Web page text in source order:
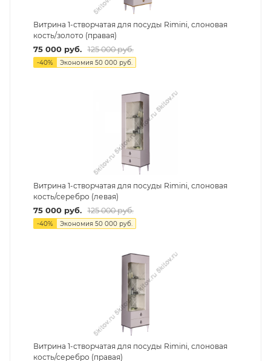
Витрина 1-створчатая для посуды Rimini, слоновая
кость/золото (правая)
75 000руб. 125 000руб.
-40% Экономия 50 000руб.
Витрина 1-створчатая для посуды Rimini, слоновая
кость/серебро (левая)
75 000руб. 125 000руб.
-40% Экономия 50 000руб.
Витрина 1-створчатая для посуды Rimini, слоновая
кость/серебро (правая)